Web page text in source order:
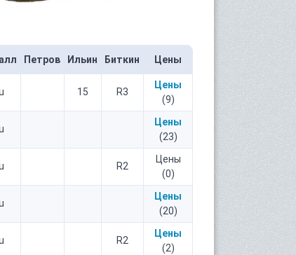
Петров Ильин Биткин Цены
15 R3
Цены
(9)
Цены
(23)
R2
Цены
(0)
Цены
(20)
R2
Цены
(2)